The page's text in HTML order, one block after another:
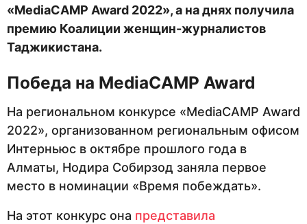
«MediaCAMP Award 2022», а на днях получила
премию Коалиции женщин-журналистов
Таджикистана.
Победа на MediaCAMP Award
На региональном конкурсе «MediaCAMP Award
2022», организованном региональным офисом
Интерньюс в октябре прошлого года в
Алматы, Нодира Собирзод заняла первое
место в номинации «Время побеждать».
На этот конкурс она представила